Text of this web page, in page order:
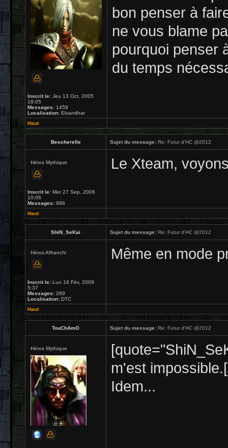
Inscrit le: Jeu 13 Oct, 2005
18:05
Messages: 1458
Localisation: Elvandhar
bon penser à
ne vous blame
pourquoi penser
du temps
Haut
Bescherelle Sujet du message: Re: Futur d'HC @2012
Héros Mythique
Inscrit le: Mer 27 Sep, 2006
10:06
Messages: 986
Le Xteam,
Haut
ShiN_SeKai Sujet du message: Re: Futur d'HC @2012
Héros Affranchi
Inscrit le: Lun 16 Fév, 2009
5:37
Messages: 269
Localisation: DTC
Même en mode
Haut
TouChAmO Sujet du message: Re: Futur d'HC @2012
Héros Mythique
m'est
Idem...